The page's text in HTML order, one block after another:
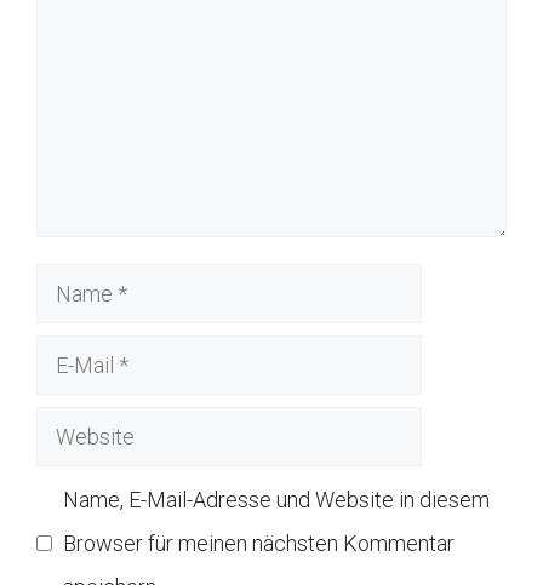
Name
Website
Name, E-Mail-Adresse und Website in diesem
Browser für meinen nächsten Kommentar